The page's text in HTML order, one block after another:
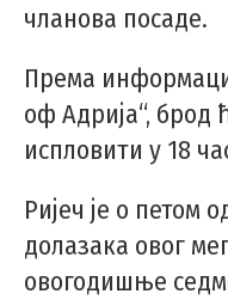
чланова посаде.
Према
оф Адрија“, брод
испловити у 18
Ријеч је о петом
долазака овог
овогодишње